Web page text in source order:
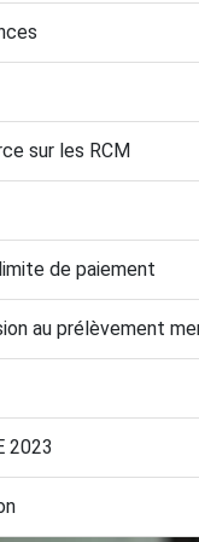
sur les RCM
de paiement
au prélèvement
2023